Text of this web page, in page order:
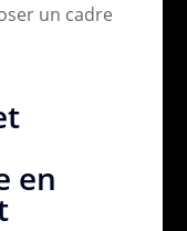
un cadre
en